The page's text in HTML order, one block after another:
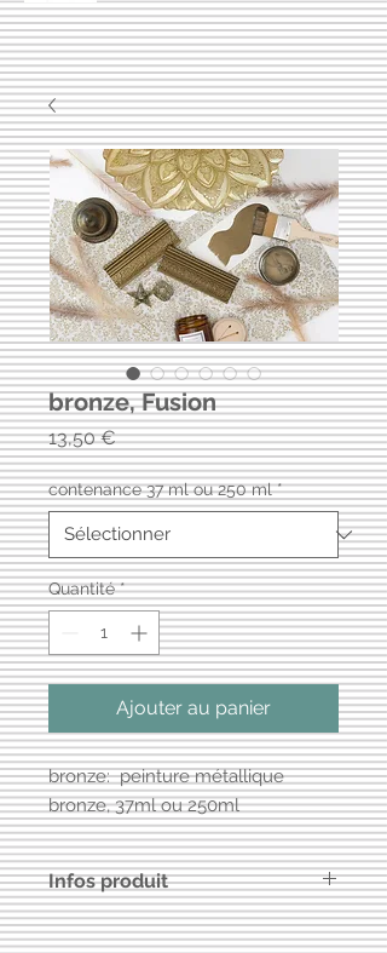
bronze, Fusion
13,50 €Prix
contenance 37 ml ou 250 ml *
Quantité *
Ajouter au panier
bronze: peinture métallique
bronze, 37ml ou 250ml
Infos produit